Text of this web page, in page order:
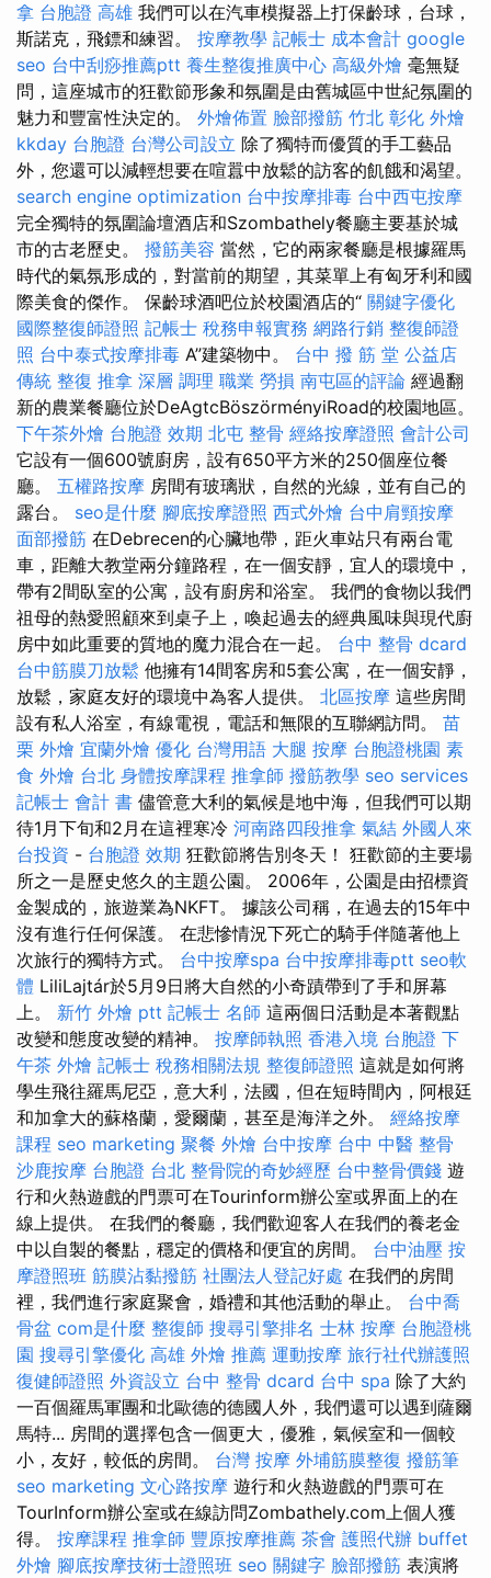
拿 台胞證 高雄 我們可以在汽車模擬器上打保齡球，台球，
斯諾克，飛鏢和練習。 按摩教學 記帳士 成本會計 google
seo 台中刮痧推薦ptt 養生整復推廣中心 高級外燴 毫無疑
問，這座城市的狂歡節形象和氛圍是由舊城區中世紀氛圍的
魅力和豐富性決定的。 外燴佈置 臉部撥筋 竹北 彰化 外燴
kkday 台胞證 台灣公司設立 除了獨特而優質的手工藝品
外，您還可以減輕想要在喧囂中放鬆的訪客的飢餓和渴望。
search engine optimization 台中按摩排毒 台中西屯按摩
完全獨特的氛圍論壇酒店和Szombathely餐廳主要基於城
市的古老歷史。 撥筋美容 當然，它的兩家餐廳是根據羅馬
時代的氣氛形成的，對當前的期望，其菜單上有匈牙利和國
際美食的傑作。 保齡球酒吧位於校園酒店的“ 關鍵字優化
國際整復師證照 記帳士 稅務申報實務 網路行銷 整復師證
照 台中泰式按摩排毒 A”建築物中。 台中 撥 筋 堂 公益店
傳統 整復 推拿 深層 調理 職業 勞損 南屯區的評論 經過翻
新的農業餐廳位於DeAgtcBöszörményiRoad的校園地區。
下午茶外燴 台胞證 效期 北屯 整骨 經絡按摩證照 會計公司
它設有一個600號廚房，設有650平方米的250個座位餐
廳。 五權路按摩 房間有玻璃狀，自然的光線，並有自己的
露台。 seo是什麼 腳底按摩證照 西式外燴 台中肩頸按摩
面部撥筋 在Debrecen的心臟地帶，距火車站只有兩台電
車，距離大教堂兩分鐘路程，在一個安靜，宜人的環境中，
帶有2間臥室的公寓，設有廚房和浴室。 我們的食物以我們
祖母的熱愛照顧來到桌子上，喚起過去的經典風味與現代廚
房中如此重要的質地的魔力混合在一起。 台中 整骨 dcard
台中筋膜刀放鬆 他擁有14間客房和5套公寓，在一個安靜，
放鬆，家庭友好的環境中為客人提供。 北區按摩 這些房間
設有私人浴室，有線電視，電話和無限的互聯網訪問。 苗
栗 外燴 宜蘭外燴 優化 台灣用語 大腿 按摩 台胞證桃園 素
食 外燴 台北 身體按摩課程 推拿師 撥筋教學 seo services
記帳士 會計 書 儘管意大利的氣候是地中海，但我們可以期
待1月下旬和2月在這裡寒冷 河南路四段推拿 氣結 外國人來
台投資 - 台胞證 效期 狂歡節將告別冬天！ 狂歡節的主要場
所之一是歷史悠久的主題公園。 2006年，公園是由招標資
金製成的，旅遊業為NKFT。 據該公司稱，在過去的15年中
沒有進行任何保護。 在悲慘情況下死亡的騎手伴隨著他上
次旅行的獨特方式。 台中按摩spa 台中按摩排毒ptt seo軟
體 LiliLajtár於5月9日將大自然的小奇蹟帶到了手和屏幕
上。 新竹 外燴 ptt 記帳士 名師 這兩個日活動是本著觀點
改變和態度改變的精神。 按摩師執照 香港入境 台胞證 下
午茶 外燴 記帳士 稅務相關法規 整復師證照 這就是如何將
學生飛往羅馬尼亞，意大利，法國，但在短時間內，阿根廷
和加拿大的蘇格蘭，愛爾蘭，甚至是海洋之外。 經絡按摩
課程 seo marketing 聚餐 外燴 台中按摩 台中 中醫 整骨
沙鹿按摩 台胞證 台北 整骨院的奇妙經歷 台中整骨價錢 遊
行和火熱遊戲的門票可在Tourinform辦公室或界面上的在
線上提供。 在我們的餐廳，我們歡迎客人在我們的養老金
中以自製的餐點，穩定的價格和便宜的房間。 台中油壓 按
摩證照班 筋膜沾黏撥筋 社團法人登記好處 在我們的房間
裡，我們進行家庭聚會，婚禮和其他活動的舉止。 台中喬
骨盆 com是什麼 整復師 搜尋引擎排名 士林 按摩 台胞證桃
園 搜尋引擎優化 高雄 外燴 推薦 運動按摩 旅行社代辦護照
復健師證照 外資設立 台中 整骨 dcard 台中 spa 除了大約
一百個羅馬軍團和北歐德的德國人外，我們還可以遇到薩爾
馬特... 房間的選擇包含一個更大，優雅，氣候室和一個較
小，友好，較低的房間。 台灣 按摩 外埔筋膜整復 撥筋筆
seo marketing 文心路按摩 遊行和火熱遊戲的門票可在
TourInform辦公室或在線訪問Zombathely.com上個人獲
得。 按摩課程 推拿師 豐原按摩推薦 茶會 護照代辦 buffet
外燴 腳底按摩技術士證照班 seo 關鍵字 臉部撥筋 表演將